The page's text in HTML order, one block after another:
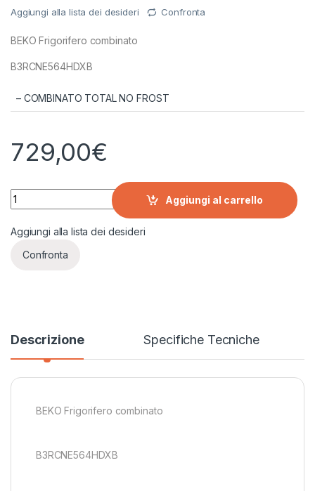
Aggiungi alla lista dei desideri Confronta
BEKO Frigorifero combinato
B3RCNE564HDXB
– COMBINATO TOTAL NO FROST
729,00€
BEKO Frigorifero combinato B3RCNE564HDXB TOTAL NO
Aggiungi al carrello
Aggiungi alla lista dei desideri
Confronta
Descrizione Specifiche Tecniche
BEKO Frigorifero combinato
B3RCNE564HDXB